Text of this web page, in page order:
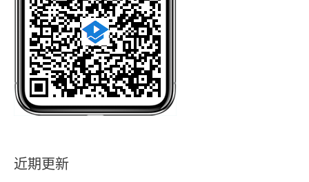
近期更新